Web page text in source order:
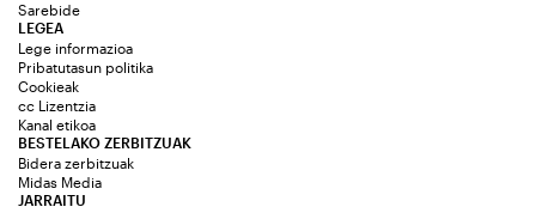
Sarebide
JARRAITU
LEGEA
Lege informazioa
Pribatutasun politika
Cookieak
cc Lizentzia
Kanal etikoa
BESTELAKO ZERBITZUAK
Bidera zerbitzuak
Midas Media